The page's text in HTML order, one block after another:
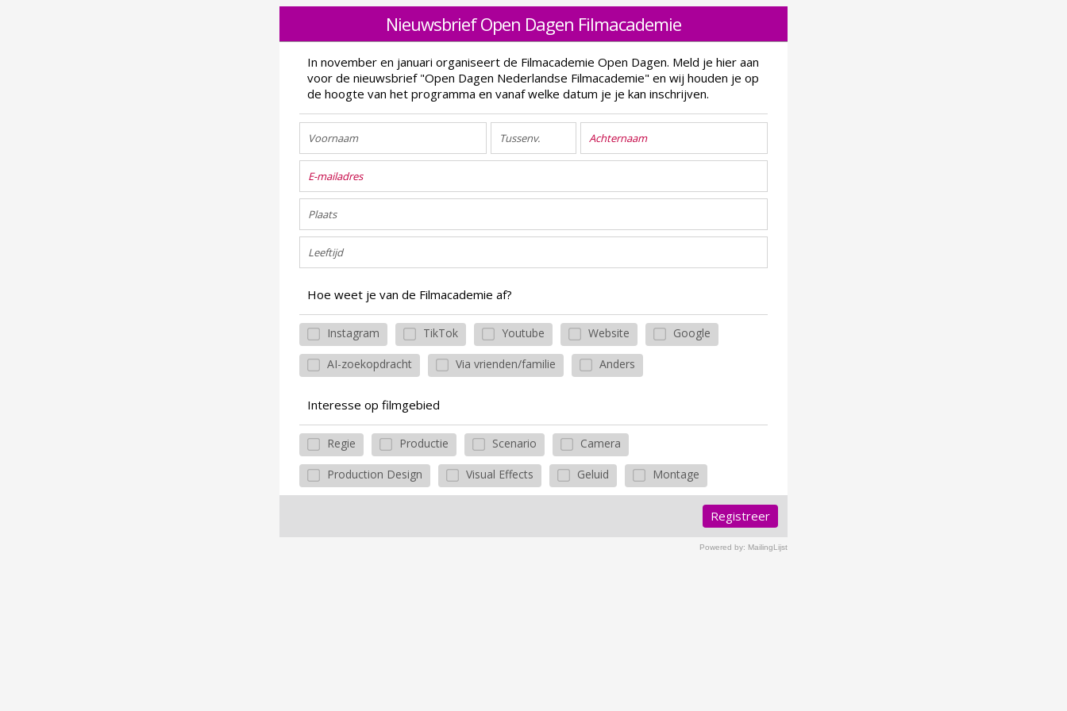
Nieuwsbrief Open Dagen Filmacademie
In november en januari organiseert de Filmacademie Open Dagen. Meld je hier aan
voor de nieuwsbrief "Open Dagen Nederlandse Filmacademie" en wij houden je op
de hoogte van het programma en vanaf welke datum je je kan inschrijven.
Hoe weet je van de Filmacademie af?
Instagram TikTok Youtube Website Google
AI-zoekopdracht Via vrienden/familie Anders
Interesse op filmgebied
Regie Productie Scenario Camera
Production Design Visual Effects Geluid Montage
Registreer
Powered by: MailingLijst